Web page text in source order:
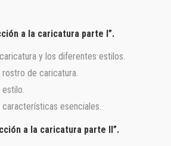
a la caricatura parte I”.
y los diferentes estilos.
de caricatura.
estilo.
características esenciales.
a la caricatura parte II”.